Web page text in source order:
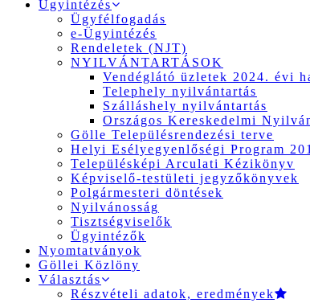
Ügyintézés
Ügyfélfogadás
e-Ügyintézés
Rendeletek (NJT)
NYILVÁNTARTÁSOK
Vendéglátó üzletek 2024. évi
Telephely nyilvántartás
Szálláshely nyilvántartás
Országos Kereskedelmi
Gölle Településrendezési terve
Helyi Esélyegyenlőségi Program
Településképi Arculati Kézikönyv
Képviselő-testületi jegyzőkönyvek
Polgármesteri döntések
Nyilvánosság
Tisztségviselők
Ügyintézők
Nyomtatványok
Göllei Közlöny
Választás
Részvételi adatok, eredmények